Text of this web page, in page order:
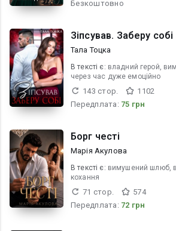
Безкоштовно
Зіпсував. Заберу собі
Тала Тоцка
В текcті є: владний герой,
через час дуже емоційно
143 стор.
1102
Передплата: 75 грн
Борг честі
Марія Акулова
В текcті є: вимушений шлюб,
кохання
71 стор.
574
Передплата: 72 грн